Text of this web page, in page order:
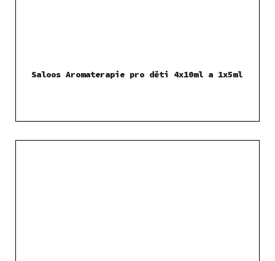
Saloos Aromaterapie pro děti 4x10ml a 1x5ml